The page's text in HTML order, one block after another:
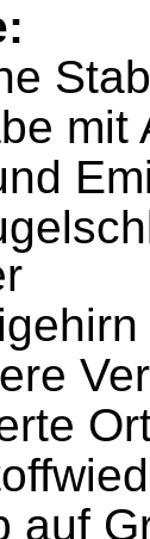
mit
auf